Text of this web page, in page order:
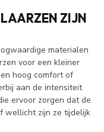
ZIJN
materialen
voor een kleiner
hoog comfort of
aan de intensiteit
ervoor zorgen dat de
wellicht zijn ze tijdelijk